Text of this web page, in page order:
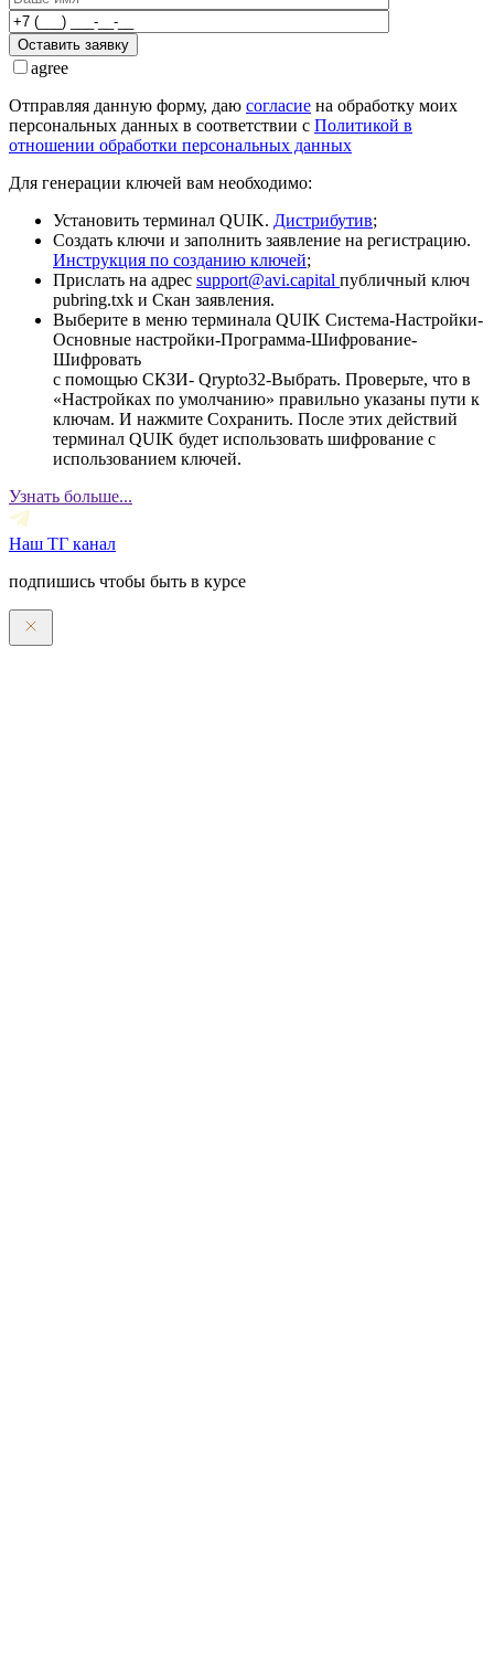
Оставить заявку
agree
Отправляя данную форму, даю согласие на обработку моих
персональных данных в соответствии с Политикой в
отношении обработки персональных данных
Для генерации ключей вам необходимо:
Установить терминал QUIK. Дистрибутив;
Создать ключи и заполнить заявление на регистрацию.
Инструкция по созданию ключей;
Прислать на адрес support@avi.capital публичный ключ
pubring.txk и Скан заявления.
Выберите в меню терминала QUIK Система-Настройки-
Основные настройки-Программа-Шифрование-
Шифровать
с помощью СКЗИ- Qrypto32-Выбрать. Проверьте, что в
«Настройках по умолчанию» правильно указаны пути к
ключам. И нажмите Сохранить. После этих действий
терминал QUIK будет использовать шифрование с
использованием ключей.
Узнать больше...
Наш ТГ канал
подпишись чтобы быть в курсе